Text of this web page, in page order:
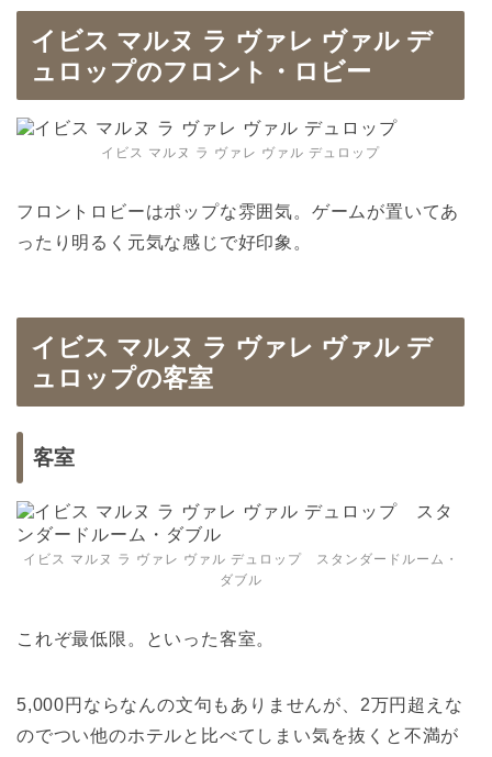
イビス マルヌ ラ ヴァレ ヴァル デ
ュロップのフロント・ロビー
イビス マルヌ ラ ヴァレ ヴァル デュロップ
フロントロビーはポップな雰囲気。ゲームが置いてあ
ったり明るく元気な感じで好印象。
イビス マルヌ ラ ヴァレ ヴァル デ
ュロップの客室
客室
イビス マルヌ ラ ヴァレ ヴァル デュロップ スタンダードルーム・
ダブル
これぞ最低限。といった客室。
5,000円ならなんの文句もありませんが、2万円超えな
のでつい他のホテルと比べてしまい気を抜くと不満が